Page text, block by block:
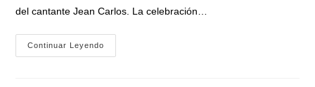
del cantante Jean Carlos. La celebración…
Continuar Leyendo
Argentinas,